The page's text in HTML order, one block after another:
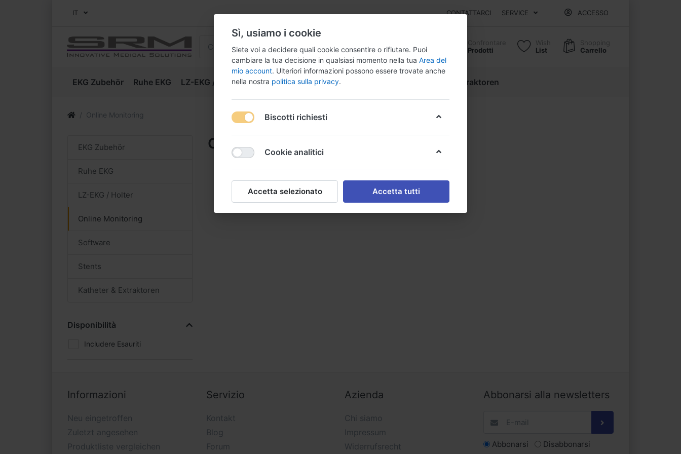
IT CONTATTARCI SERVICE ACCESSO
Confrontare
Prodotti
Wish
List
Shopping
Carrello
EKG Zubehör Ruhe EKG LZ-EKG / Holter Online Monitoring Software Katheter & Extraktoren
Online Monitoring
EKG Zubehör
Ruhe EKG
LZ-EKG / Holter
Online Monitoring
Software
Stents
Katheter & Extraktoren
Disponibilità
Includere Esauriti
Online Monitoring
Informazioni
Neu eingetroffen
Zuletzt angesehen
Produktliste vergleichen
Servizio
Kontakt
Blog
Forum
Azienda
Chi siamo
Impressum
Widerrufsrecht
Abbonarsi alla newsletters
Abbonarsi Disabbonarsi
Sì, usiamo i cookie
Siete voi a decidere quali cookie consentire o rifiutare. Puoi
cambiare la tua decisione in qualsiasi momento nella tua Area del
mio account. Ulteriori informazioni possono essere trovate anche
nella nostra politica sulla privacy.
Biscotti richiesti
Cookie analitici
Accetta selezionato Accetta tutti